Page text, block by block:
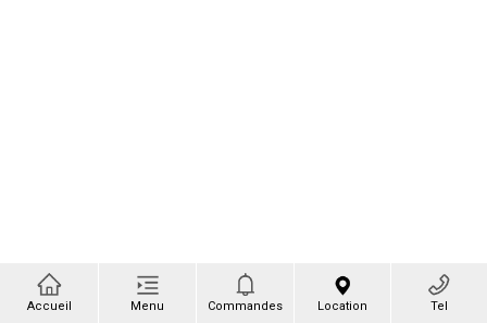
Accueil Menu Commandes Location Tel